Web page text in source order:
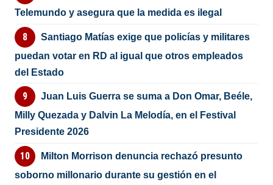
Telemundo y asegura que la medida es ilegal
Santiago Matías exige que policías y militares
puedan votar en RD al igual que otros empleados
del Estado
Juan Luis Guerra se suma a Don Omar, Beéle,
Milly Quezada y Dalvin La Melodía, en el Festival
Presidente 2026
Milton Morrison denuncia rechazó presunto
soborno millonario durante su gestión en el